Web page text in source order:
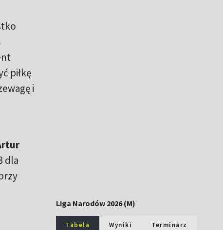
piłkę
i
dla
Liga Narodów 2026 (M)
Tabela Wyniki Terminarz